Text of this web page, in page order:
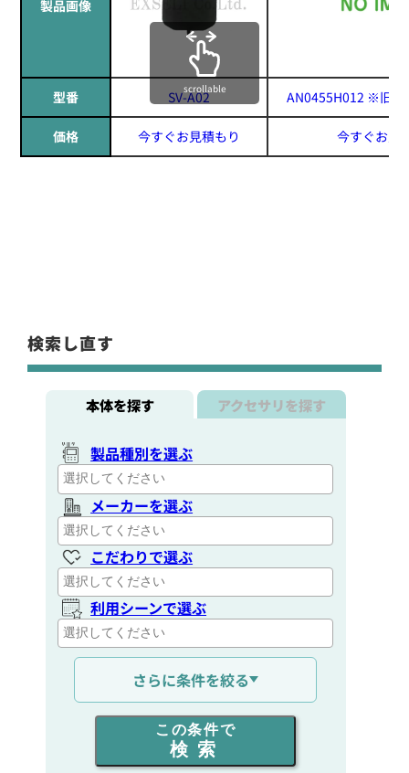
製品画像
型番 SV-A02 AN0455H012 ※旧型
価格 今すぐお見積もり 今すぐお見
scrollable
検索し直す
本体を探す アクセサリを探す
製品種別を選ぶ
メーカーを選ぶ
こだわりで選ぶ
利用シーンで選ぶ
通信距離を選ぶ
出力を選ぶ
同時通話人数を選ぶ
さらに条件を絞る
この条件で
検索